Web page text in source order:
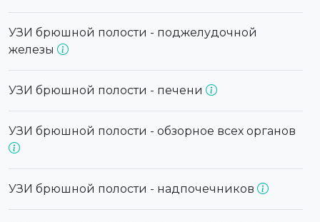
УЗИ брюшной полости - поджелудочной
железы
УЗИ брюшной полости - печени
УЗИ брюшной полости - обзорное всех органов
УЗИ брюшной полости - надпочечников